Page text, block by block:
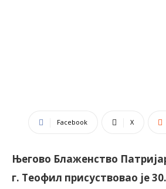
Facebook X
Његово Блаженство
г. Теофил присуствовао је